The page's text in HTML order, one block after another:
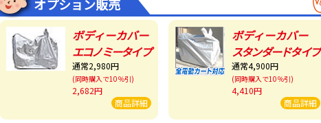
オプション販売
ボディーカバー
エコノミータイプ
通常2,980円
(同時購入で10％引)
2,682円
商品詳細
ボディーカバー
スタンダードタイプ
通常4,900円
(同時購入で10％引)
4,410円
商品詳細